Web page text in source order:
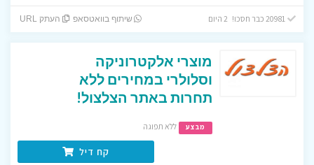
20981 כבר חסכו! 2 היום שיתוף בוואטסאפ העתק URL
מוצרי אלקטרוניקה
וסלולרי במחירים ללא
תחרות באתר הצלצול!
מבצע ללא תפוגה
קח דיל